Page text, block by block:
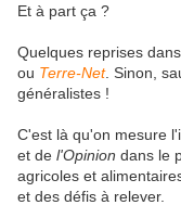
Et à part ça ?
Quelques reprises
ou Terre-Net. Sinon,
généralistes !
C'est là qu'on mesure
et de l'Opinion dans le
agricoles et
et des défis à relever.